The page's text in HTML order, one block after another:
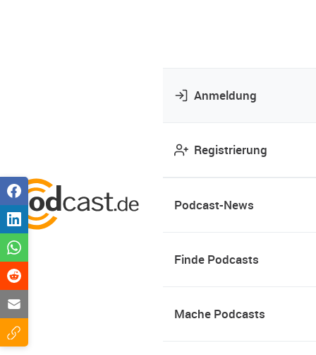
Anmeldung
Registrierung
Podcast-News
Finde Podcasts
Mache Podcasts